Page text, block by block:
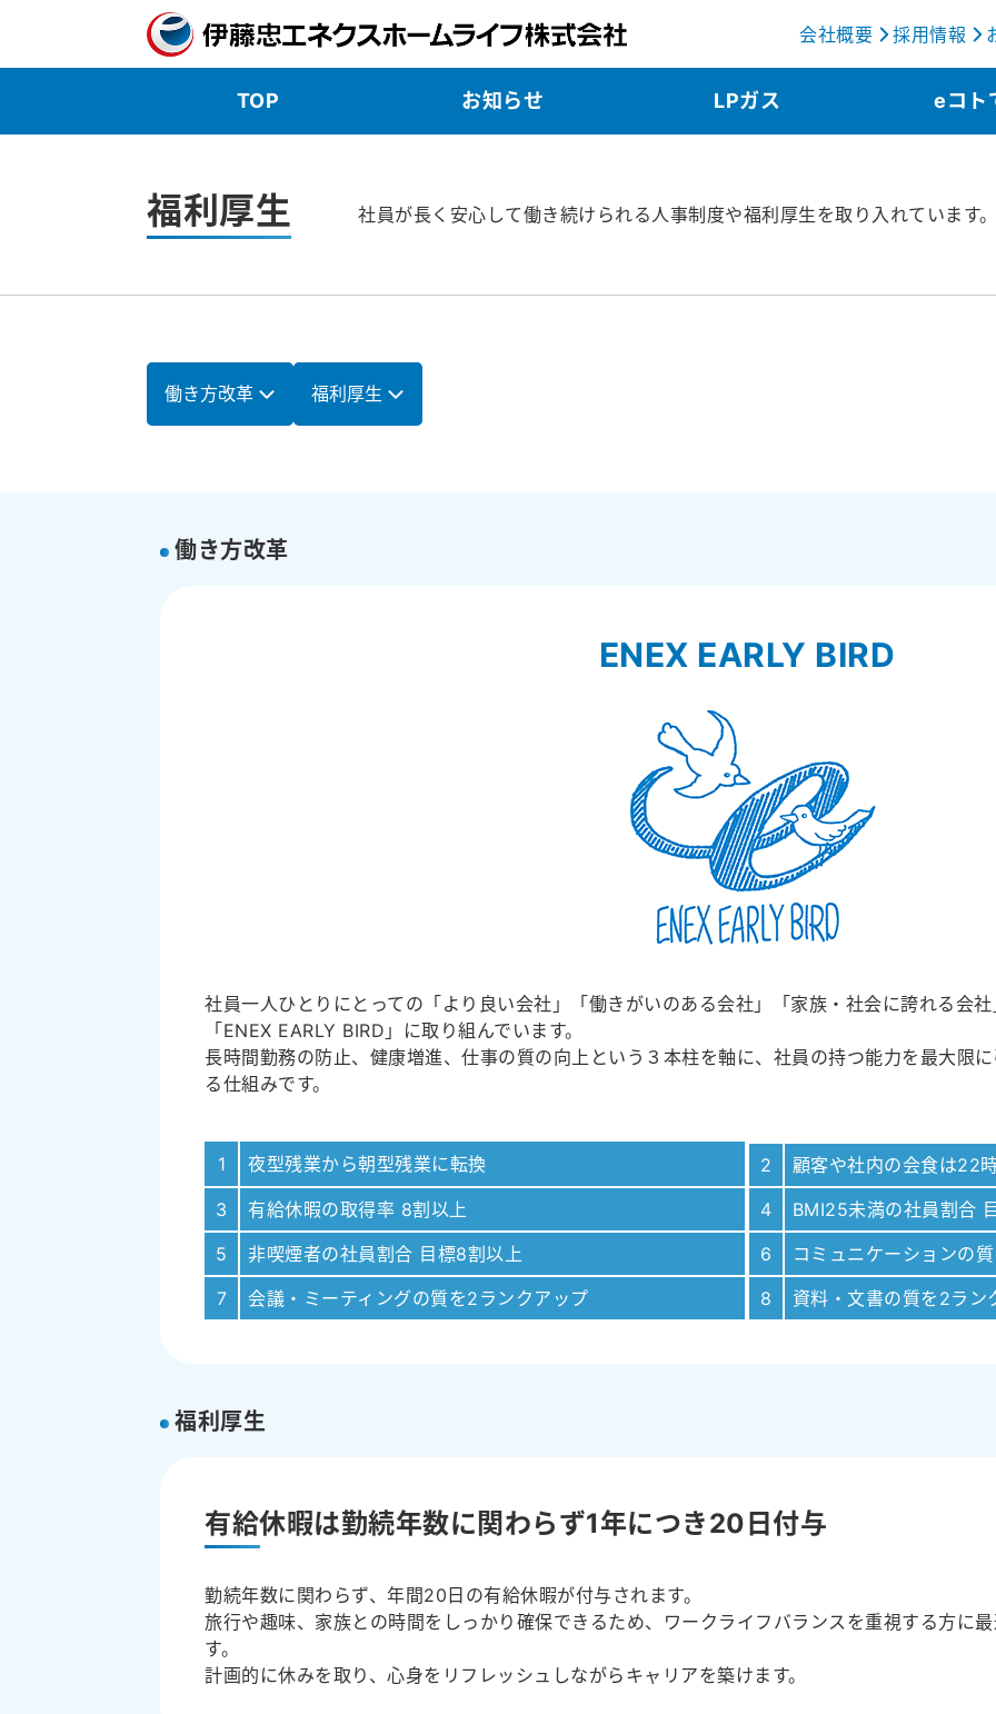
会社概要 採用情報
TOP お知らせ LPガス eコト
福利厚生 社員が長く安心して働き続けられる人事制度や福利厚生を取り入れています
働き方改革 福利厚生
働き方改革
ENEX EARLY BIRD
社員一人ひとりにとっての「より良い会社」「働きがいのある会社」「家族・社会に誇れる会
「ENEX EARLY BIRD」に取り組んでいます。
長時間勤務の防止、健康増進、仕事の質の向上という３本柱を軸に、社員の持つ能力を最大限
る仕組みです。
1 夜型残業から朝型残業に転換
5 非喫煙者の社員割合 目標8割以上
2 顧客や社内の会食は22
6 コミュニケーションの
3 有給休暇の取得率 8割以上
7 会議・ミーティングの質を2ランクアップ
4 BMI25未満の社員割合
8 資料・文書の質を2ラン
福利厚生
有給休暇は勤続年数に関わらず1年につき20日付与
勤続年数に関わらず、年間20日の有給休暇が付与されます。
旅行や趣味、家族との時間をしっかり確保できるため、ワークライフバランスを重視する方に
す。
計画的に休みを取り、心身をリフレッシュしながらキャリアを築けます。